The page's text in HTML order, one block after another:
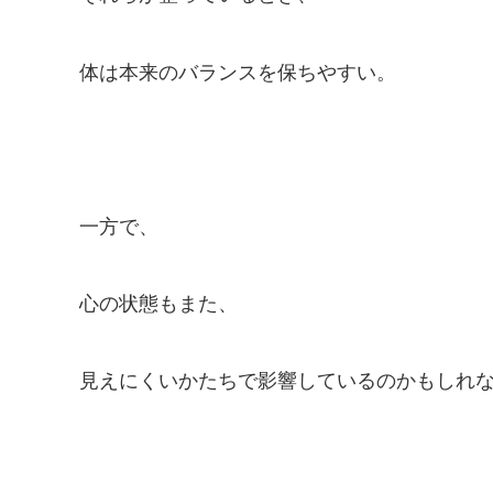
体は本来のバランスを保ちやすい。
一方で、
心の状態もまた、
見えにくいかたちで影響しているのかもしれ